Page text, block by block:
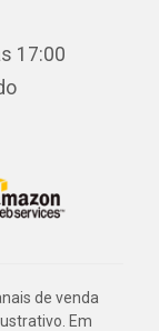
17:00
de venda
Em